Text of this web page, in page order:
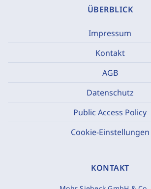
ÜBERBLICK
Impressum
Kontakt
AGB
Datenschutz
Public Access Policy
Cookie-Einstellungen
KONTAKT